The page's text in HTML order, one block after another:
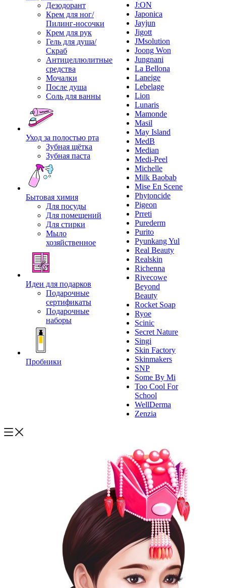
Дезодорант
Крем для ног/
Пилинг-носочки
Крем для рук
Гель для душа/
Скраб
Антицеллюлитные
средства
Мочалки
После душа
Соль для ванны
Уход за полостью рта
Зубная щётка
Зубная паста
Бытовая химия
Для посуды
Для помещений
Для стирки
Мыло
хозяйственное
Идеи для подарков
Подарочные
сертификаты
Подарочные
наборы
Пробники
J:ON
Japonica
Jayjun
Jigott
JMsolution
Joong Won
Jungnani
La Bellona
Laneige
Lebelage
Lion
Lunaris
Mamonde
Masil
May Island
MedB
Median
Medi-Peel
Michelle
Milk Baobab
Mise En Scene
Phytoncide
Pigeon
Prreti
Purederm
Purito
Pyunkang Yul
Real Beauty
Realskin
Richenna
Rivecowe
Beyond
Beauty
Rocket Soap
Ryoe
Scinic
Secret Nature
Singi
Skin Factory
Skinmakers
SNP
Some By Mi
Too Cool For
School
WellDerma
Zenzia